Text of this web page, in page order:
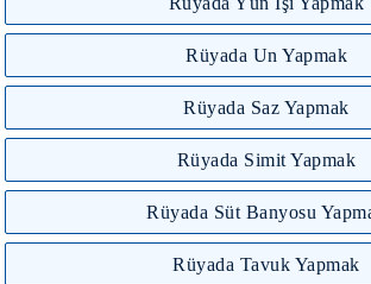
Rüyada Un Yapmak
Rüyada Saz Yapmak
Rüyada Simit Yapmak
Rüyada Süt Banyosu
Rüyada Tavuk Yapmak